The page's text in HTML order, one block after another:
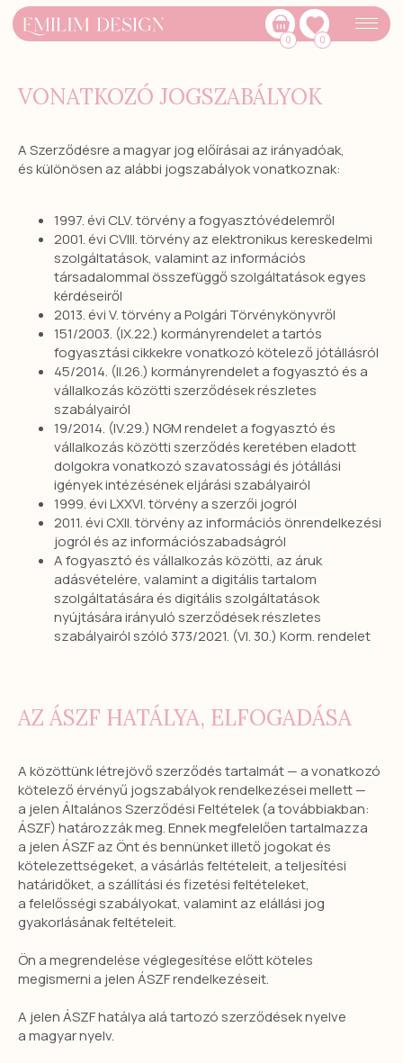
VONATKOZÓ JOGSZABÁLYOK
A Szerződésre a magyar jog előírásai az irányadóak,
és különösen az alábbi jogszabályok vonatkoznak:
1997. évi CLV. törvény a fogyasztóvédelemről
2001. évi CVIII. törvény az elektronikus kereskedelmi
szolgáltatások, valamint az információs
társadalommal összefüggő szolgáltatások egyes
kérdéseiről
2013. évi V. törvény a Polgári Törvénykönyvről
151/2003. (IX.22.) kormányrendelet a tartós
fogyasztási cikkekre vonatkozó kötelező jótállásról
45/2014. (II.26.) kormányrendelet a fogyasztó és a
vállalkozás közötti szerződések részletes
szabályairól
19/2014. (IV.29.) NGM rendelet a fogyasztó és
vállalkozás közötti szerződés keretében eladott
dolgokra vonatkozó szavatossági és jótállási
igények intézésének eljárási szabályairól
1999. évi LXXVI. törvény a szerzői jogról
2011. évi CXII. törvény az információs önrendelkezési
jogról és az információszabadságról
A fogyasztó és vállalkozás közötti, az áruk
adásvételére, valamint a digitális tartalom
szolgáltatására és digitális szolgáltatások
nyújtására irányuló szerződések részletes
szabályairól szóló 373/2021. (VI. 30.) Korm. rendelet
AZ ÁSZF HATÁLYA, ELFOGADÁSA
A közöttünk létrejövő szerződés tartalmát — a vonatkozó
kötelező érvényű jogszabályok rendelkezései mellett —
a jelen Általános Szerződési Feltételek (a továbbiakban:
ÁSZF) határozzák meg. Ennek megfelelően tartalmazza
a jelen ÁSZF az Önt és bennünket illető jogokat és
kötelezettségeket, a vásárlás feltételeit, a teljesítési
határidőket, a szállítási és fizetési feltételeket,
a felelősségi szabályokat, valamint az elállási jog
gyakorlásának feltételeit.
Ön a megrendelése véglegesítése előtt köteles
megismerni a jelen ÁSZF rendelkezéseit.
A jelen ÁSZF hatálya alá tartozó szerződések nyelve
a magyar nyelv.